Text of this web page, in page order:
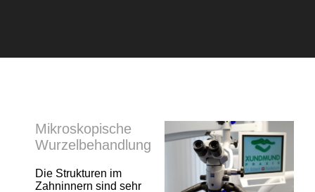
Mikroskopische
Wurzelbehandlung
Die Strukturen im
Zahninnern sind sehr